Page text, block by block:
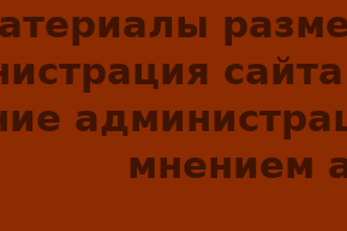
мнением